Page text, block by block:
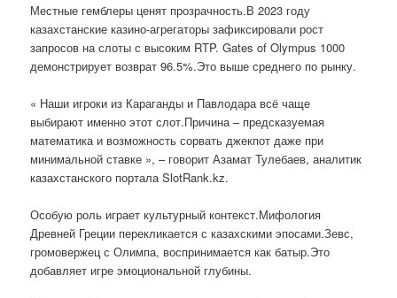
Местные гемблеры ценят прозрачность.В 2023 году
казахстанские казино-агрегаторы зафиксировали рост
запросов на слоты с высоким RTP. Gates of Olympus 1000
демонстрирует возврат 96.5%.Это выше среднего по рынку.
« Наши игроки из Караганды и Павлодара всё чаще
выбирают именно этот слот.Причина – предсказуемая
математика и возможность сорвать джекпот даже при
минимальной ставке », – говорит Азамат Тулебаев, аналитик
казахстанского портала SlotRank.kz.
Особую роль играет культурный контекст.Мифология
Древней Греции перекликается с казахскими эпосами.Зевс,
громовержец с Олимпа, воспринимается как батыр.Это
добавляет игре эмоциональной глубины.